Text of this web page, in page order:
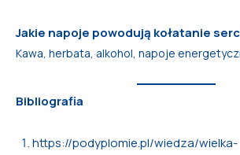
Jakie napoje powodują kołatanie
Kawa, herbata, alkohol, napoje
Bibliografia
https://podyplomie.pl/wiedza/wielka-